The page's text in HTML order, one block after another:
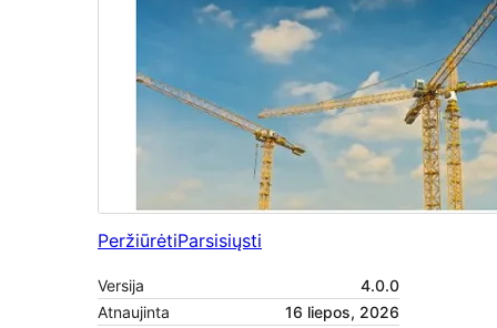
PeržiūrėtiParsisiųsti
Versija
4.0.0
Atnaujinta
16 liepos, 2026